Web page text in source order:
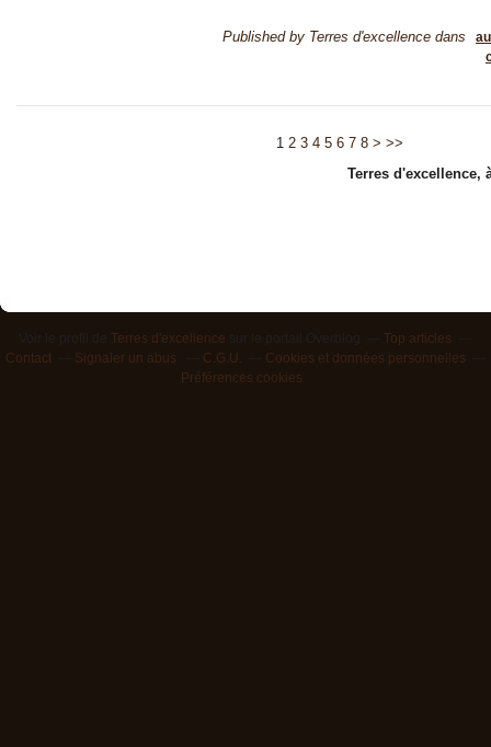
Published by Terres d'excellence dans
1 2 3 4 5 6 7 8 > >>
Terres d'excellence,
Terres d'excellence
Top articles
Contact
Signaler un abus C.G.U.
Cookies et données personnelles
Préférences cookies